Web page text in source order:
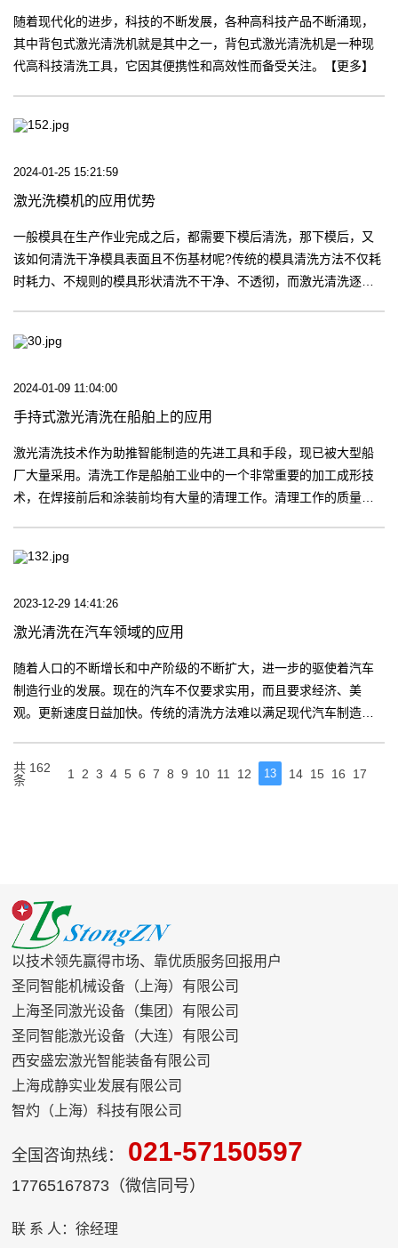
随着现代化的进步，科技的不断发展，各种高科技产品不断涌现，
其中背包式激光清洗机就是其中之一，背包式激光清洗机是一种现
代高科技清洗工具，它因其便携性和高效性而备受关注。【更多】
2024-01-25 15:21:59
激光洗模机的应用优势
一般模具在生产作业完成之后，都需要下模后清洗，那下模后，又
该如何清洗干净模具表面且不伤基材呢?传统的模具清洗方法不仅耗
时耗力、不规则的模具形状清洗不干净、不透彻，而激光清洗逐步
2024-01-09 11:04:00
手持式激光清洗在船舶上的应用
激光清洗技术作为助推智能制造的先进工具和手段，现已被大型船
厂大量采用。清洗工作是船舶工业中的一个非常重要的加工成形技
术，在焊接前后和涂装前均有大量的清理工作。清理工作的质量也
2023-12-29 14:41:26
激光清洗在汽车领域的应用
随着人口的不断增长和中产阶级的不断扩大，进一步的驱使着汽车
制造行业的发展。现在的汽车不仅要求实用，而且要求经济、美
观。更新速度日益加快。传统的清洗方法难以满足现代汽车制造业
共 162
条
1 2 3 4 5 6 7 8 9 10 11 12 13 14 15 16 17
以技术领先赢得市场、靠优质服务回报用户
圣同智能机械设备（上海）有限公司
上海圣同激光设备（集团）有限公司
圣同智能激光设备（大连）有限公司
西安盛宏激光智能装备有限公司
上海成静实业发展有限公司
智灼（上海）科技有限公司
全国咨询热线： 021-57150597
17765167873（微信同号）
联 系 人：徐经理